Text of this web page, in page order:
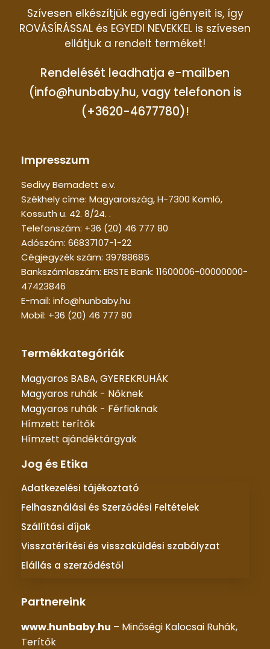
Szívesen elkészítjük egyedi igényeit is, így
ROVÁSÍRÁSSAL és EGYEDI NEVEKKEL is szívesen
ellátjuk a rendelt terméket!
Rendelését leadhatja e-mailben
(info@hunbaby.hu, vagy telefonon is
(+3620-4677780)!
Impresszum
Sedivy Bernadett e.v.
Székhely címe: Magyarország, H-7300 Komló,
Kossuth u. 42. 8/24. .
Telefonszám: +36 (20) 46 777 80
Adószám: 66837107-1-22
Cégjegyzék szám: 39788685
Bankszámlaszám: ERSTE Bank: 11600006-00000000-
47423846
E-mail: info@hunbaby.hu
Mobil: +36 (20) 46 777 80
Termékkategóriák
Magyaros BABA, GYEREKRUHÁK
Magyaros ruhák - Nőknek
Magyaros ruhák - Férfiaknak
Hímzett terítők
Hímzett ajándéktárgyak
Jog és Etika
Adatkezelési tájékoztató
Felhasználási és Szerződési Feltételek
Szállítási díjak
Visszatérítési és visszaküldési szabályzat
Elállás a szerződéstől
Partnereink
www.hunbaby.hu – Minőségi Kalocsai Ruhák,
Terítők